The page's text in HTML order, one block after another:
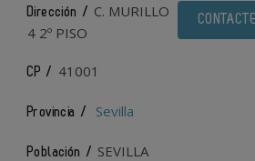
Dirección / C. MURILLO
4 2º PISO
CP / 41001
Provincia / Sevilla
Población / SEVILLA